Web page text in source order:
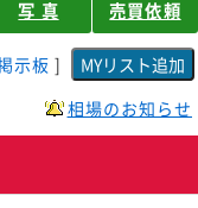
写 真 売買依頼
示板 ]
相場のお知らせ